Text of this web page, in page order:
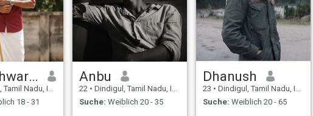
Durkeshwaran
Nadu, Indien
18 - 31
Anbu
22 • Dindigul, Tamil Nadu, Indien
Suche: Weiblich 20 - 35
Dhanush
23 • Dindigul, Tamil Nadu, Indien
Suche: Weiblich 20 - 65